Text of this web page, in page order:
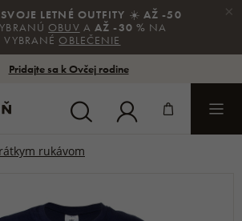
LETNÉ OUTFITY ☀️ AŽ -50
OBUV AAŽ -30 % NA
VYBRANÉ OBLEČENIE
×
Pridajte sa k Ovčej rodine